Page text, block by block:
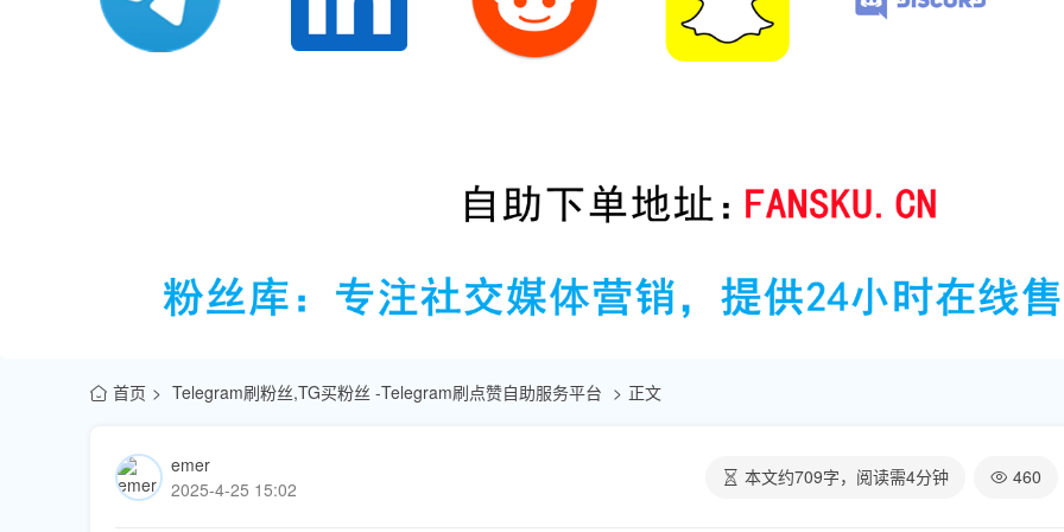
首页 Telegram刷粉丝,TG买粉丝 -Telegram刷点赞自助服务平台 正文
emer
2025-4-25 15:02
本文约709字，阅读需4分钟 460